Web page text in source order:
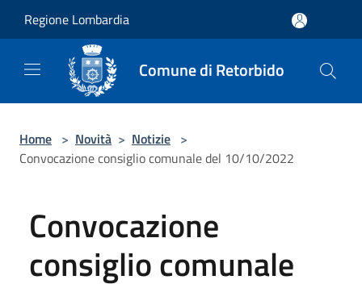
Regione Lombardia
Comune di Retorbido
Home > Novità > Notizie >
Convocazione consiglio comunale del 10/10/2022
Convocazione
consiglio comunale